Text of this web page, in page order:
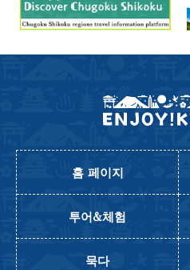
홈 페이지
투어&체험
묵다